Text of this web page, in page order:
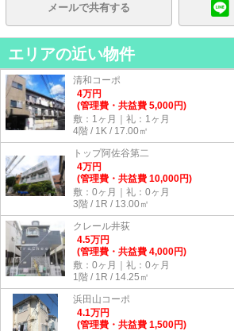
メールで共有する
エリアの近い物件
清和コーポ
4万円
(管理費・共益費 5,000円)
敷：1ヶ月｜礼：1ヶ月
4階 / 1K / 17.00㎡
トップ阿佐谷第二
4万円
(管理費・共益費 10,000円)
敷：0ヶ月｜礼：0ヶ月
3階 / 1R / 13.00㎡
クレール井荻
4.5万円
(管理費・共益費 4,000円)
敷：0ヶ月｜礼：0ヶ月
1階 / 1R / 14.25㎡
浜田山コーポ
4.1万円
(管理費・共益費 1,500円)